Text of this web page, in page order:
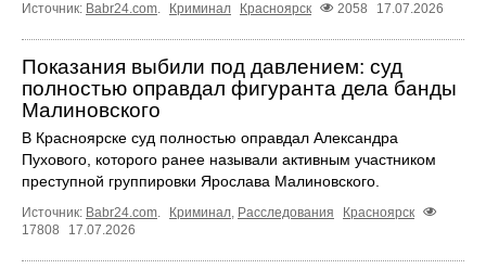
Источник: Babr24.com. Криминал Красноярск 2058 17.07.2026
Показания выбили под давлением: суд
полностью оправдал фигуранта дела банды
Малиновского
В Красноярске суд полностью оправдал Александра
Пухового, которого ранее называли активным участником
преступной группировки Ярослава Малиновского.
Источник: Babr24.com. Криминал, Расследования
Красноярск
17808
17.07.2026